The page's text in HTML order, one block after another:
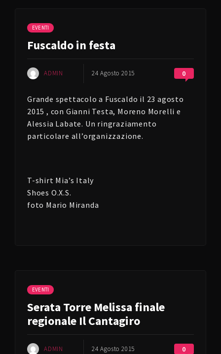
EVENTI
Fuscaldo in festa
ADMIN 24 Agosto 2015 0
Grande spettacolo a Fuscaldo il 23 agosto
2015 , con Gianni Testa, Moreno Morelli e
Alessia Labate. Un ringraziamento
particolare all’organizzazione.
T-shirt Mia’s Italy
Shoes O.X.S.
foto Mario Miranda
EVENTI
Serata Torre Melissa finale
regionale Il Cantagiro
ADMIN 24 Agosto 2015 0